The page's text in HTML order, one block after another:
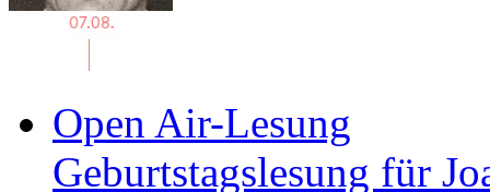
Open Air-Lesung
Geburtstagslesung für